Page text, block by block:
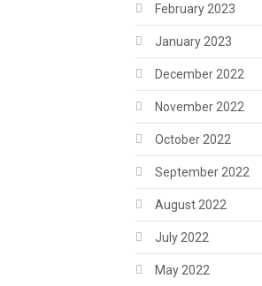
February 2023
January 2023
December 2022
November 2022
October 2022
September 2022
August 2022
July 2022
May 2022